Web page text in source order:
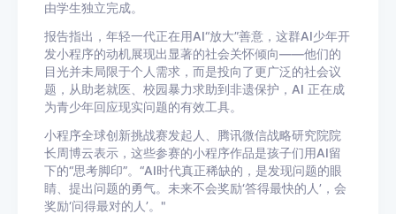
由学生独立完成。
报告指出，年轻一代正在用AI“放大”善意，这群AI少年开
发小程序的动机展现出显著的社会关怀倾向——他们的
目光并未局限于个人需求，而是投向了更广泛的社会议
题，从助老就医、校园暴力求助到非遗保护，AI 正在成
为青少年回应现实问题的有效工具。
小程序全球创新挑战赛发起人、腾讯微信战略研究院院
长周博云表示，这些参赛的小程序作品是孩子们用AI留
下的“思考脚印”。“AI时代真正稀缺的，是发现问题的眼
睛、提出问题的勇气。未来不会奖励‘答得最快的人’，会
奖励‘问得最对的人’。"